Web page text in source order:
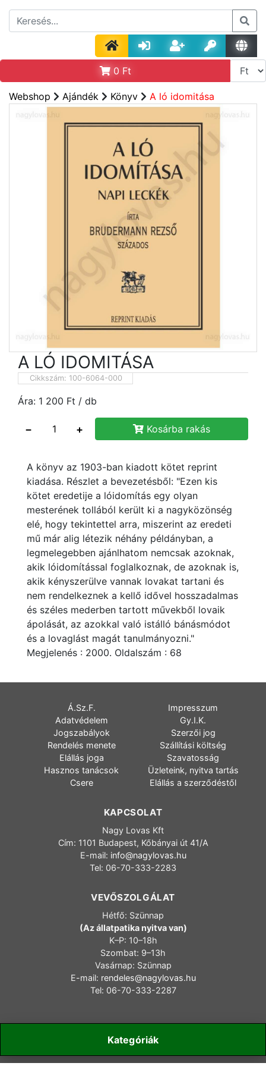
0 Ft
Kategóriák
Webshop Ajándék Könyv A ló idomitása
A LÓ IDOMITÁSA
Cikkszám: 100-6064-000
Ára: 1 200 Ft / db
− + Kosárba rakás
A könyv az 1903-ban kiadott kötet reprint
kiadása. Részlet a bevezetésből: "Ezen kis
kötet eredetije a lóidomítás egy olyan
mesterének tollából került ki a nagyközönség
elé, hogy tekintettel arra, miszerint az eredeti
mű már alig létezik néhány példányban, a
legmelegebben ajánlhatom nemcsak azoknak,
akik lóidomítással foglalkoznak, de azoknak is,
akik kényszerülve vannak lovakat tartani és
nem rendelkeznek a kellő idővel hosszadalmas
és széles mederben tartott művekből lovaik
ápolását, az azokkal való istálló bánásmódot
és a lovaglást magát tanulmányozni."
Megjelenés : 2000. Oldalszám : 68
Á.Sz.F.
Impresszum
Adatvédelem
Gy.I.K.
Jogszabályok
Szerzői jog
Rendelés menete
Szállítási költség
Elállás joga
Szavatosság
Hasznos tanácsok
Üzleteink, nyitva tartás
Csere
Elállás a szerződéstől
KAPCSOLAT
Nagy Lovas Kft
Cím: 1101 Budapest, Kőbányai út 41/A
E-mail: info@nagylovas.hu
Tel: 06-70-333-2283
VEVŐSZOLGÁLAT
Hétfő: Szünnap
(Az állatpatika nyitva van)
K–P: 10–18h
Szombat: 9–13h
Vasárnap: Szünnap
E-mail: rendeles@nagylovas.hu
Tel: 06-70-333-2287
Copyright 2006-2025 nagylovas.hu – Minden jog fenntartva